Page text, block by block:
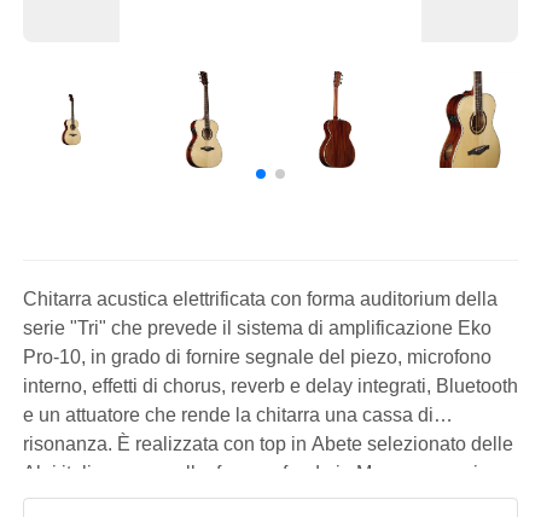
Chitarra acustica elettrificata con forma auditorium della
serie "Tri" che prevede il sistema di amplificazione Eko
Pro-10, in grado di fornire segnale del piezo, microfono
interno, effetti di chorus, reverb e delay integrati, Bluetooth
e un attuatore che rende la chitarra una cassa di
risonanza. È realizzata con top in Abete selezionato delle
Alpi italiane massello, fasce e fondo in Mogano, manico
in Mogano e tastiera in Laurel. Altro particolare distintivo è